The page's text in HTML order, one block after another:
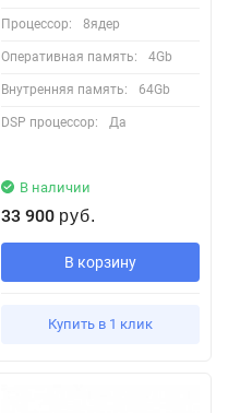
Процессор: 8ядер
Оперативная память: 4Gb
Внутренняя память: 64Gb
DSP процессор: Да
В наличии
33 900 руб.
В корзину
Купить в 1 клик